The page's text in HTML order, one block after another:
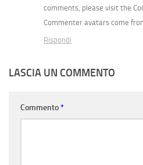
comments, please visit the
Commenter avatars come
Rispondi
LASCIA UN COMMENTO
Commento*